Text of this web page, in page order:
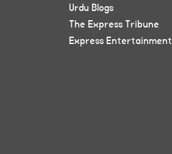
Urdu Blogs
The Express Tribune
Express Entertainment